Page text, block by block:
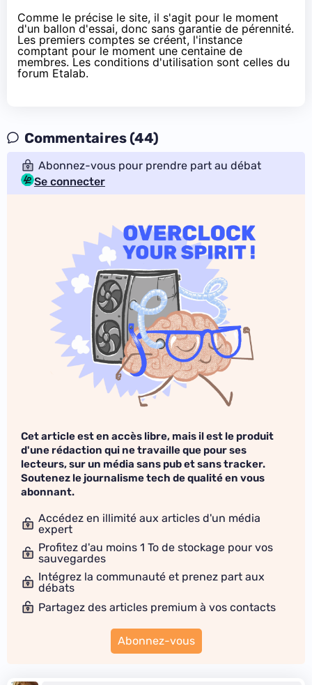
Comme le précise le site, il s'agit pour le moment
d'un ballon d'essai, donc sans garantie de pérennité.
Les premiers comptes se créent, l'instance
comptant pour le moment une centaine de
membres. Les conditions d'utilisation sont celles du
forum Etalab.
Commentaires (44)
Abonnez-vous pour prendre part au débat
Se connecter
Cet article est en accès libre, mais il est le produit
d'une rédaction qui ne travaille que pour ses
lecteurs, sur un média sans pub et sans tracker.
Soutenez le journalisme tech de qualité en vous
abonnant.
Accédez en illimité aux articles d'un média
expert
Profitez d'au moins 1 To de stockage pour vos
sauvegardes
Intégrez la communauté et prenez part aux
débats
Partagez des articles premium à vos contacts
Abonnez-vous